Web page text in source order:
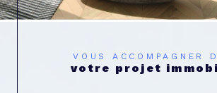
VOUS ACCOMPAGNER
votre projet